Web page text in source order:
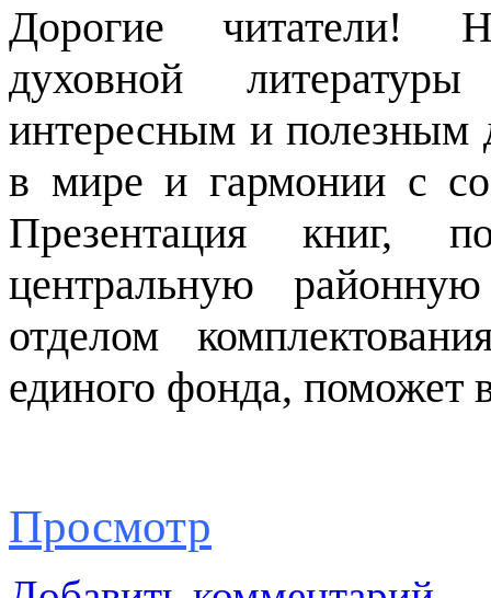
Дорогие читатели!
духовной литературы
интересным и полезным
в мире и гармонии с
Презентация книг,
центральную районную
отделом
единого фонда, поможет
Просмотр